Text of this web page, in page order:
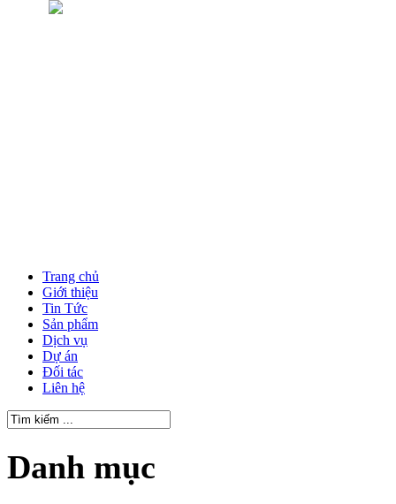
Trang chủ
Giới thiệu
Tin Tức
Sản phẩm
Dịch vụ
Dự án
Đối tác
Liên hệ
Danh mục